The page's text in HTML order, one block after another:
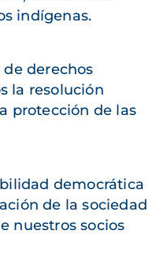
indígenas.
derechos
la resolución
protección de las
democrática
de la sociedad
nuestros socios